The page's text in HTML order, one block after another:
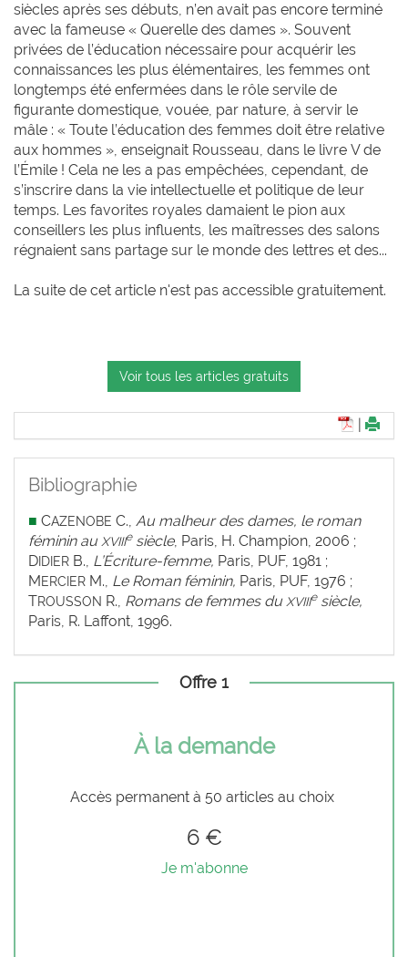
siècles après ses débuts, n’en avait pas encore terminé
avec la fameuse « Querelle des dames ». Souvent
privées de l’éducation nécessaire pour acquérir les
connaissances les plus élémentaires, les femmes ont
longtemps été enfermées dans le rôle servile de
figurante domestique, vouée, par nature, à servir le
mâle : « Toute l’éducation des femmes doit être relative
aux hommes », enseignait Rousseau, dans le livre V de
l’Émile ! Cela ne les a pas empêchées, cependant, de
s’inscrire dans la vie intellectuelle et politique de leur
temps. Les favorites royales damaient le pion aux
conseillers les plus influents, les maîtresses des salons
régnaient sans partage sur le monde des lettres et des...
La suite de cet article n'est pas accessible gratuitement.
Voir tous les articles gratuits
Bibliographie
■ CAZENOBE C., Au malheur des dames, le roman
féminin au XVIIIesiècle, Paris, H. Champion, 2006 ;
D IDIER B., L’Écriture-femme, Paris, PUF, 1981 ;
MERCIER M., Le Roman féminin, Paris, PUF, 1976 ;
TROUSSON R., Romans de femmes du XVIIIesiècle,
Paris, R. Laffont, 1996.
Offre 1
À la demande
Accès permanent à 50 articles au choix
6 €
Je m'abonne